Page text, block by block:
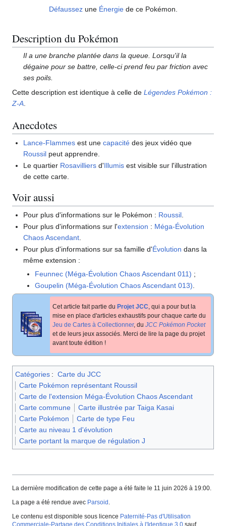
Défaussezune Énergiede ce Pokémon.
Description du Pokémon
Il a une branche plantée dans la queue. Lorsqu'il la
dégaine pour se battre, celle-ci prend feu par friction avec
ses poils.
Cette description est identique à celle de Légendes Pokémon :
Z-A.
Anecdotes
Lance-Flammes est unecapacité des jeux vidéo que
Roussil peut apprendre.
Le quartier Rosavilliers d'Illumis est visible sur l'illustration
de cette carte.
Voir aussi
Pour plus d'informations sur le Pokémon : Roussil
Pour plus d'informations sur l'extension : Méga-Évolution
Chaos Ascendant
Pour plus d'informations sur sa famille d'Évolution dans la
même extension :
Feunnec (Méga-Évolution Chaos Ascendant 011) ;
Goupelin (Méga-Évolution Chaos Ascendant 013)
Cet article fait partie du Projet JCC, qui a pour but la
mise en place d'articles exhaustifs pour chaque carte du
Jeu de Cartes à Collectionner, du JCC Pokémon Pocket
et de leurs jeux associés. Merci de lire la page du projet
avant toute édition !
Catégories : Carte du JCC
Carte Pokémon représentant Roussil
Carte de l'extension Méga-Évolution Chaos Ascendant
Carte commune
Carte illustrée par Taiga Kasai
Carte Pokémon
Carte de type Feu
Carte au niveau 1 d'évolution
Carte portant la marque de régulation J
La dernière modification de cette page a été faite le 11 juin 2026 à 19:00.
La page a été rendue avec Parsoid.
Le contenu est disponible sous licence Paternité-Pas d'Utilisation
Commerciale-Partage des Conditions Initiales à l'Identique 3.0 sauf